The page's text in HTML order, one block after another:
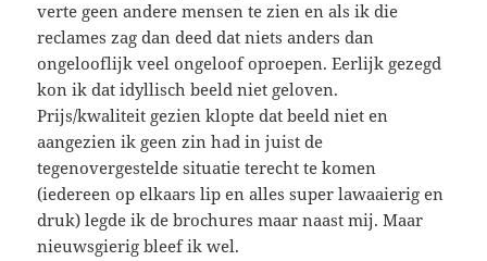
verte geen andere mensen te zien en als ik die
reclames zag dan deed dat niets anders dan
ongelooflijk veel ongeloof oproepen. Eerlijk gezegd
kon ik dat idyllisch beeld niet geloven.
Prijs/kwaliteit gezien klopte dat beeld niet en
aangezien ik geen zin had in juist de
tegenovergestelde situatie terecht te komen
(iedereen op elkaars lip en alles super lawaaierig en
druk) legde ik de brochures maar naast mij. Maar
nieuwsgierig bleef ik wel.